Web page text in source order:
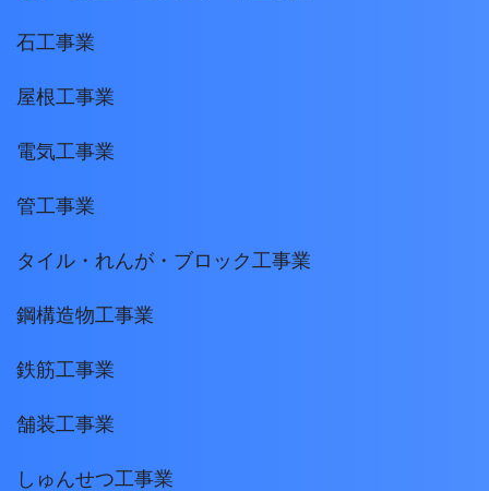
石工事業
屋根工事業
電気工事業
管工事業
タイル・れんが・ブロック工事業
鋼構造物工事業
鉄筋工事業
舗装工事業
しゅんせつ工事業